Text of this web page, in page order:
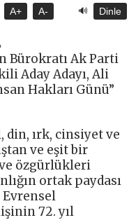
A+ A- 🔊 Dinle
Bürokratı Ak Parti
Aday Adayı, Ali
Hakları Günü”
din, ırk, cinsiyet ve
ve eşit bir
özgürlükleri
ortak paydası
Evrensel
72. yıl